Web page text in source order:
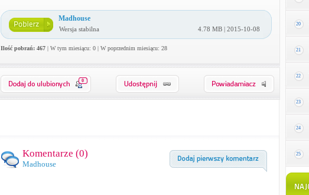
Madhouse
Wersja stabilna 4.78 MB | 2015-10-08
Ilość pobrań: 467| W tym miesiącu: 0 | W poprzednim miesiącu: 28
0
Komentarze (0)
Madhouse
20
21
22
23
24
25